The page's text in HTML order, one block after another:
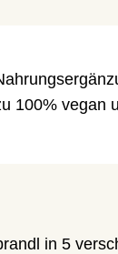
100% vegan
in 5